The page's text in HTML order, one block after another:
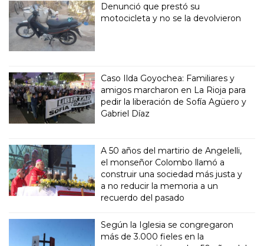
Denunció que prestó su
motocicleta y no se la devolvieron
Caso Ilda Goyochea: Familiares y
amigos marcharon en La Rioja para
pedir la liberación de Sofía Agüero y
Gabriel Díaz
A 50 años del martirio de Angelelli,
el monseñor Colombo llamó a
construir una sociedad más justa y
a no reducir la memoria a un
recuerdo del pasado
Según la Iglesia se congregaron
más de 3.000 fieles en la